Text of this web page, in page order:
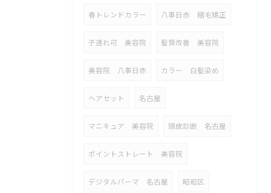
春トレンドカラー 八事日赤 縮毛矯正
子連れ可 美容院 髪質改善 美容院
美容院 八事日赤 カラー 白髪染め
ヘアセット 名古屋
マニキュア 美容院 頭皮診断 名古屋
ポイントストレート 美容院
デジタルパーマ 名古屋 昭和区